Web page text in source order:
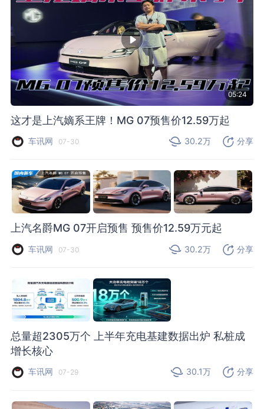
05:24
这才是上汽嫡系王牌！MG 07预售价12.59万起
车讯网 07-30 30.2万 分享
上汽名爵MG 07开启预售 预售价12.59万元起
车讯网 07-30 30.2万 分享
总量超2305万个 上半年充电基建数据出炉 私桩成
增长核心
车讯网 07-29 30.1万 分享